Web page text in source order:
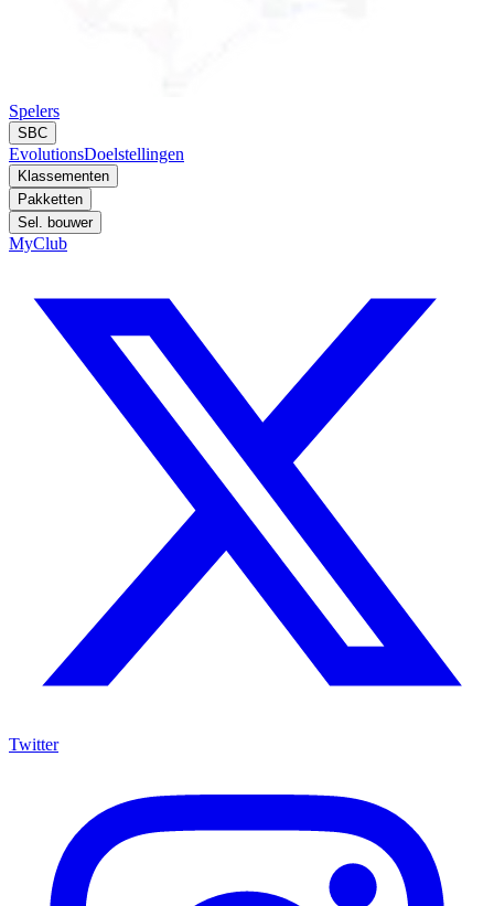
Spelers
SBC
EvolutionsDoelstellingen
Klassementen
Pakketten
Sel. bouwer
MyClub
Twitter